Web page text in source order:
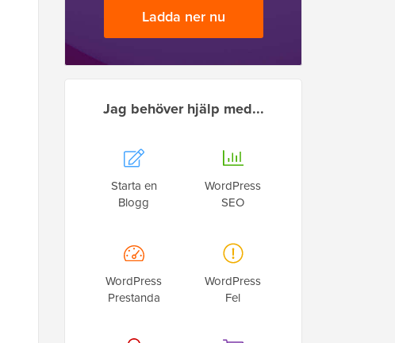
Ladda ner nu
Jag behöver hjälp med...
Starta en
Blogg
WordPress
SEO
WordPress
Prestanda
WordPress
Fel